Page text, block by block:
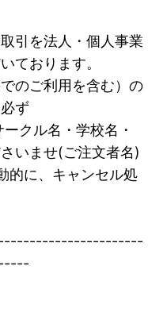
引を法人・個人事業
ております。
のご利用を含む）の
ず
クル名・学校名・
いませ(ご注文者名)
的に、キャンセル処